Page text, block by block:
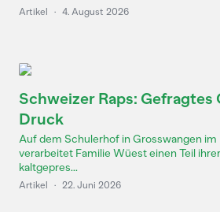
Artikel · 4. August 2026
Schweizer Raps: Gefragtes
Druck
Auf dem Schulerhof in Grosswangen im
verarbeitet Familie Wüest einen Teil
kaltgepres...
Artikel · 22. Juni 2026